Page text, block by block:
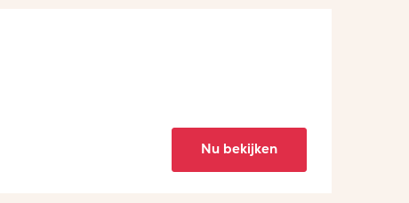
Nu bekijken